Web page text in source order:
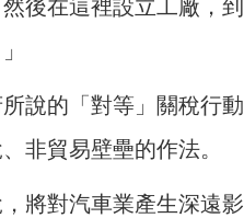
後在這裡設立工廠，
說的「對等」關稅行
非貿易壁壘的作法。
將對汽車業產生深遠